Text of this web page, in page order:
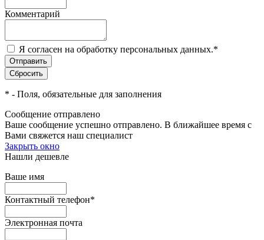
Комментарий
Я согласен на обработку персональных данных.*
* - Поля, обязательные для заполнения
Сообщение отправлено
Ваше сообщение успешно отправлено. В ближайшее время с
Вами свяжется наш специалист
Закрыть окно
Нашли дешевле
Ваше имя
Контактный телефон*
Электронная почта